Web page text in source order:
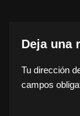
Deja una
Tu dirección
campos